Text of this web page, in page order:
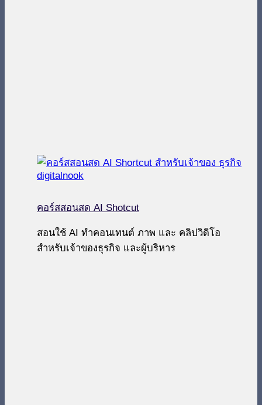
คอร์สสอนสด AI Shotcut
สอนใช้ AI ทำคอนเทนต์ ภาพ และ คลิปวิดิโอ
สำหรับเจ้าของธุรกิจ และผู้บริหาร